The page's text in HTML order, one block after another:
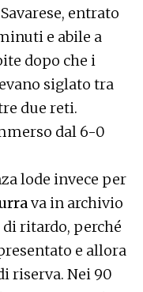
entrato
e abile a
dopo che i
siglato tra
due reti.
dal 6-0
lode invece per
va in archivio
ritardo, perché
e allora
riserva. Nei 90